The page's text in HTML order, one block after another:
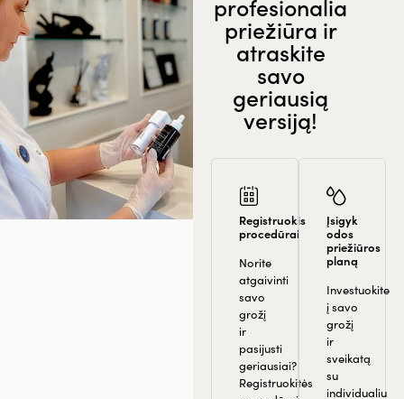
profesionalia
priežiūra ir
atraskite
savo
geriausią
versiją!
Registruokis
procedūrai
Norite
atgaivinti
savo
grožį
ir
pasijusti
geriausiai?
Registruokitės
Įsigyk
odos
priežiūros
planą
Investuokite
į savo
grožį
ir
sveikatą
su
individualiu